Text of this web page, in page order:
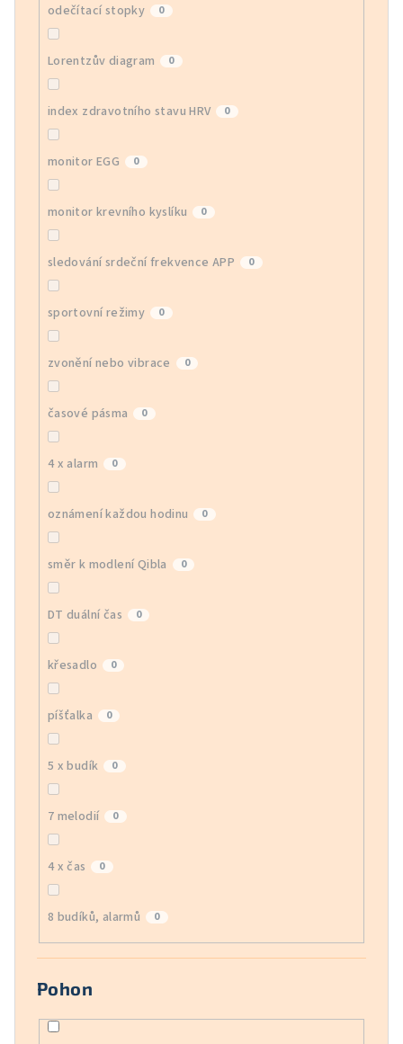
odečítací stopky 0
Lorentzův diagram 0
index zdravotního stavu HRV 0
monitor EGG 0
monitor krevního kyslíku 0
sledování srdeční frekvence APP 0
sportovní režimy 0
zvonění nebo vibrace 0
časové pásma 0
4 x alarm 0
oznámení každou hodinu 0
směr k modlení Qibla 0
DT duální čas 0
křesadlo 0
píšťalka 0
5 x budík 0
7 melodií 0
4 x čas 0
8 budíků, alarmů 0
Pohon